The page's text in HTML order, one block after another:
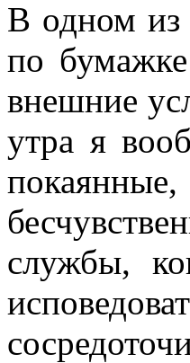
В одном из
по
внешние
утра я
службы,